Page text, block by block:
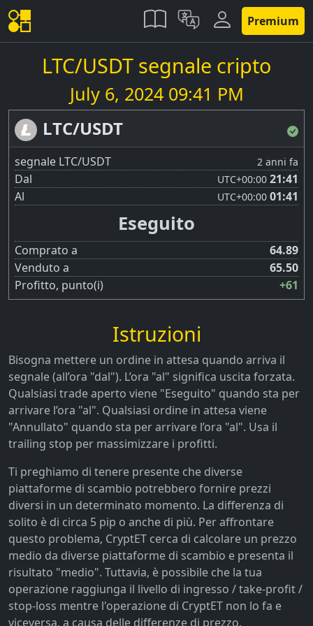
Premium
LTC/USDT segnale cripto
July 6, 2024 09:41 PM
LTC/USDT
segnale LTC/USDT 2 anni fa
Dal UTC+00:00 21:41
Al
UTC+00:00 01:41
Eseguito
Comprato a
64.89
Venduto a
65.50
Profitto, punto(i)
+61
Istruzioni
Bisogna mettere un ordine in attesa quando arriva il
segnale (all’ora "dal"). L’ora "al" significa uscita forzata.
Qualsiasi trade aperto viene "Eseguito" quando sta per
arrivare l’ora "al". Qualsiasi ordine in attesa viene
"Annullato" quando sta per arrivare l’ora "al". Usa il
trailing stop per massimizzare i profitti.
Ti preghiamo di tenere presente che diverse
piattaforme di scambio potrebbero fornire prezzi
diversi in un determinato momento. La differenza di
solito è di circa 5 pip o anche di più. Per affrontare
questo problema, CryptET cerca di calcolare un prezzo
medio da diverse piattaforme di scambio e presenta il
risultato "medio". Tuttavia, è possibile che la tua
operazione raggiunga il livello di ingresso / take-profit /
stop-loss mentre l'operazione di CryptET non lo fa e
viceversa, a causa delle differenze di prezzo.